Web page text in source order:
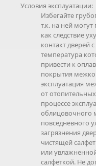
Условия эксплуатации:
Избегайте
т.к. на ней
как следствие
контакт дверей
температура
привести к
покрытия
эксплуатация
от
процессе
облицовочного
повседневного
загрязнения
чистящей
или
салфеткой. Не